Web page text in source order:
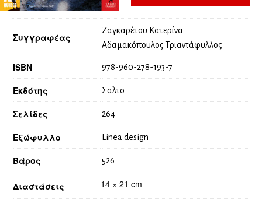
Διαστάσεις 14 × 21 cm
Συγγραφέας
Ζαγκαρέτου Κατερίνα
Αδαμακόπουλος Τριαντάφυλλος
ISBN 978-960-278-193-7
Εκδότης Σαλτο
Σελίδες 264
Εξώφυλλο Linea design
Βάρος 526